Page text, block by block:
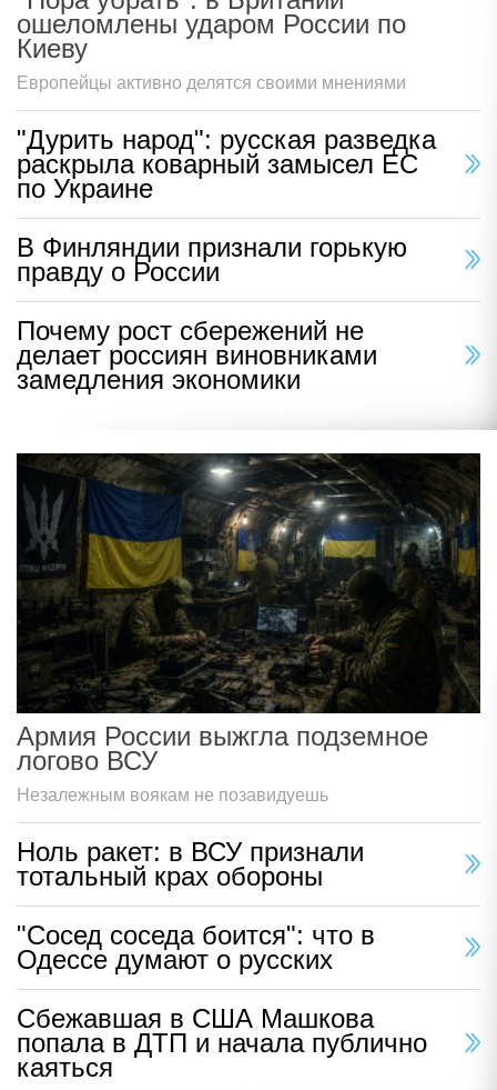
ошеломлены ударом России по
Киеву
Европейцы активно делятся своими мнениями
"Дурить народ": русская разведка
раскрыла коварный замысел ЕС
по Украине
В Финляндии признали горькую
правду о России
Почему рост сбережений не
делает россиян виновниками
замедления экономики
Армия России выжгла подземное
логово ВСУ
Незалежным воякам не позавидуешь
Ноль ракет: в ВСУ признали
тотальный крах обороны
"Сосед соседа боится": что в
Одессе думают о русских
Сбежавшая в США Машкова
попала в ДТП и начала публично
каяться